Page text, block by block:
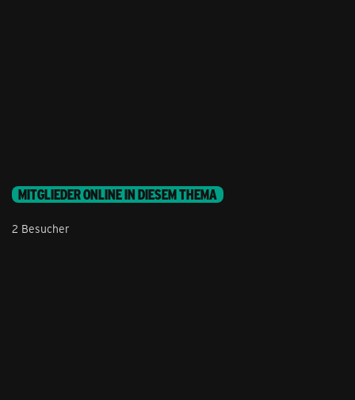
MITGLIEDER ONLINE IN DIESEM THEMA
2 Besucher